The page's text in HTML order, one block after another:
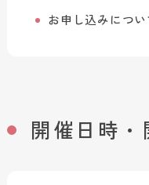
お申し込みについ
開催日時